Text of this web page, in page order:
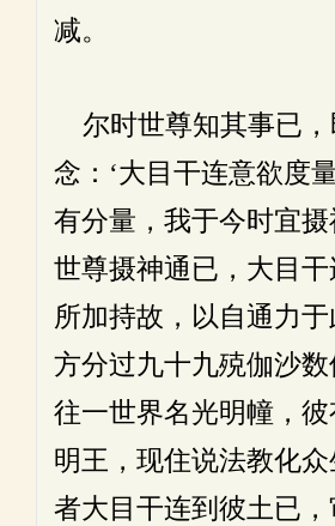
减。
尔时世尊知其事已，
念：‘大目干连意欲度
有分量，我于今时宜摄
世尊摄神通已，大目
所加持故，以自通力
方分过九十九殑伽沙数
往一世界名光明幢，
明王，现住说法教化
者大目干连到彼土已